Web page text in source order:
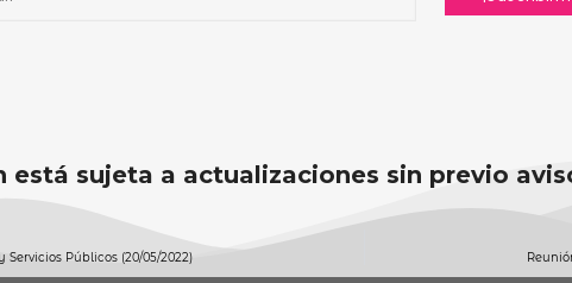
está sujeta a actualizaciones sin previo
Públicos (20/05/2022)